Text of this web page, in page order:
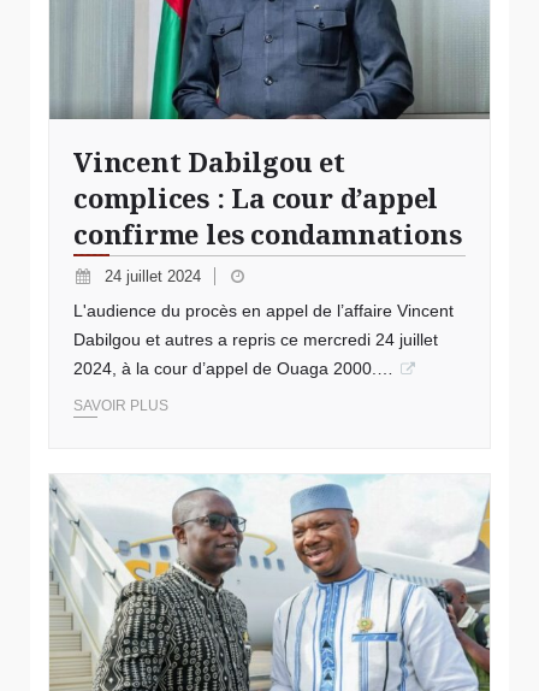
Vincent Dabilgou et
complices : La cour d’appel
confirme les condamnations
24 juillet 2024
L'audience du procès en appel de l’affaire Vincent
Dabilgou et autres a repris ce mercredi 24 juillet
2024, à la cour d’appel de Ouaga 2000.…
SAVOIR PLUS